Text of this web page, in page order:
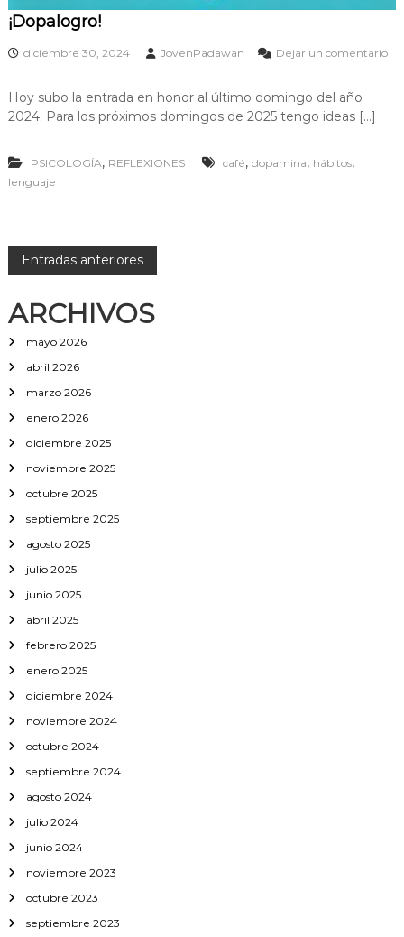
m
d
?
¡Dopalogro!
diciembre 30, 2024 JovenPadawan
Dejar un comentario
D
a
l
o
Hoy subo la entrada en honor al último domingo del año
2024. Para los próximos domingos de 2025 tengo ideas […]
PSICOLOGÍA, REFLEXIONES café, dopamina, hábitos,
lenguaje
N
a
v
e
g
a
c
i
ó
n
d
e
e
n
t
r
a
Entradas anteriores
ARCHIVOS
mayo 2026
abril 2026
marzo 2026
enero 2026
diciembre 2025
noviembre 2025
octubre 2025
septiembre 2025
agosto 2025
julio 2025
junio 2025
abril 2025
febrero 2025
enero 2025
diciembre 2024
noviembre 2024
octubre 2024
septiembre 2024
agosto 2024
julio 2024
junio 2024
noviembre 2023
octubre 2023
septiembre 2023